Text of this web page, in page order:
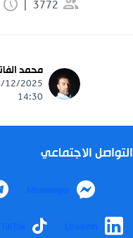
3772
محمد
14:30
التواصل الاجتماعي
Messenger
LinkedIn
TikTok